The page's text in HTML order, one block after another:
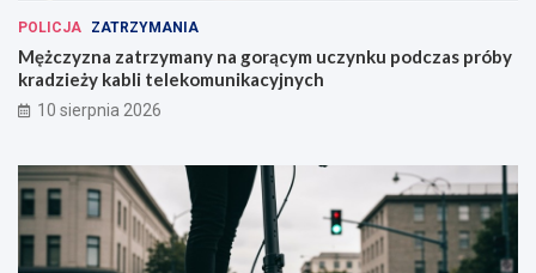
POLICJA ZATRZYMANIA
Mężczyzna zatrzymany na gorącym uczynku podczas próby
kradzieży kabli telekomunikacyjnych
10 sierpnia 2026